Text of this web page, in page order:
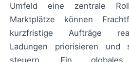
Umfeld eine zentrale
Marktplätze können
kurzfristige Aufträge
Ladungen priorisieren und
steuern. Ein globales,